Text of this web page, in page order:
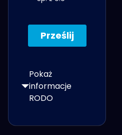
Pokaż
informacje
RODO